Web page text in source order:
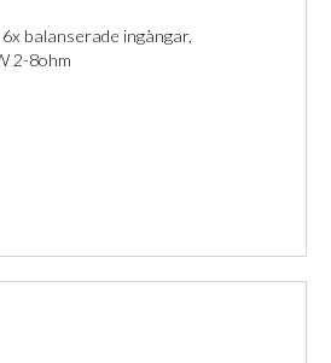
balanserade ingångar,
2-8ohm